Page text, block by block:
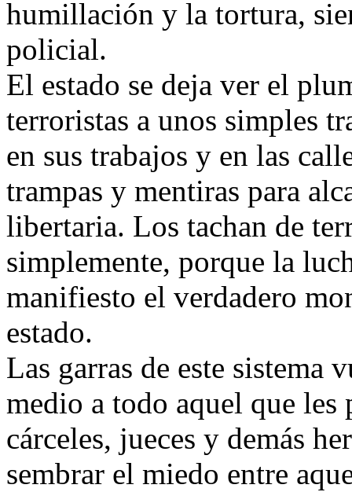
humillación y la tortura,
policial.
El estado se deja ver el
terroristas a unos simples
en sus trabajos y en las
trampas y mentiras para
libertaria. Los tachan de
simplemente, porque la
manifiesto el verdadero
estado.
Las garras de este sistema
medio a todo aquel que
cárceles, jueces y demás
sembrar el miedo entre